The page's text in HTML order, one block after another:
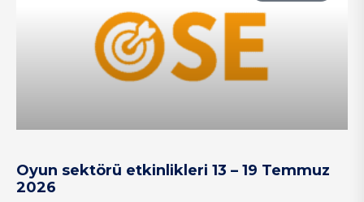
Oyun sektörü etkinlikleri 13 – 19 Temmuz
2026